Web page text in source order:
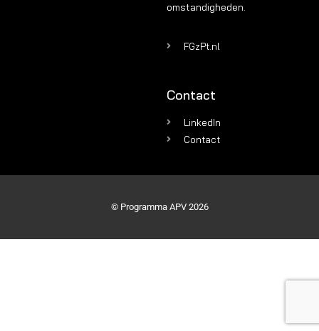
omstandigheden.
FGzPt.nl
Contact
LinkedIn
Contact
© Programma APV 2026